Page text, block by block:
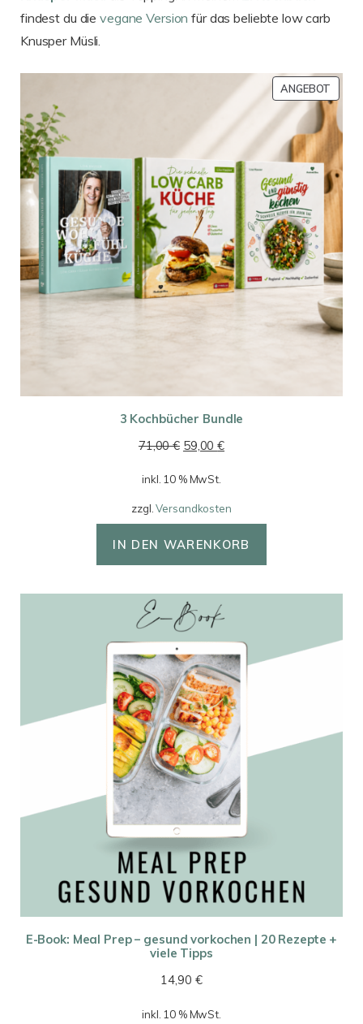
findest du dievegane Version für das beliebte low carb
Knusper Müsli.
ANGEBOT
IM
3 Kochbücher Bundle
71,00€ Ursprünglicher
war:
71,00 €
59,00€Aktueller
59,00 €.
inkl. 10 % MwSt.
zzgl.Versandkosten
IN DEN WARENKORB
E-Book: Meal Prep – gesund vorkochen | 20 Rezepte +
viele Tipps
14,90 €
inkl. 10 % MwSt.